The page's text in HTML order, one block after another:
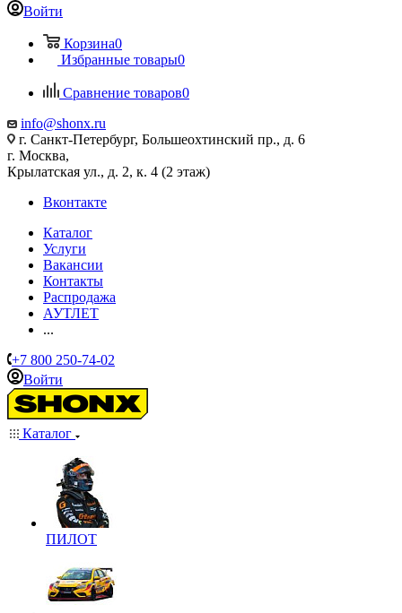
Войти
Корзина0
Избранные товары0
Сравнение товаров0
info@shonx.ru
г. Санкт-Петербург, Большеохтинский пр., д. 6
г. Москва,
Крылатская ул., д. 2, к. 4 (2 этаж)
Вконтакте
Каталог
Услуги
Вакансии
Контакты
Распродажа
АУТЛЕТ
...
+7 800 250-74-02
Войти
Каталог
ПИЛОТ